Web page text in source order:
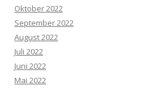
Oktober 2022
September 2022
August 2022
Juli 2022
Juni 2022
Mai 2022